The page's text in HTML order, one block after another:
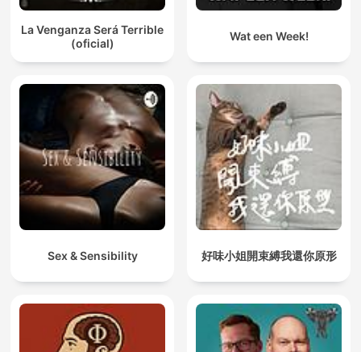
La Venganza Será Terrible
(oficial)
Wat een Week!
Sex & Sensibility 好味小姐開束縛我還你原形